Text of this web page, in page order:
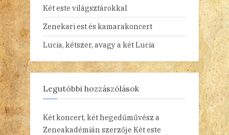
Két este világsztárokkal
Zenekari est és kamarakoncert
Lucia, kétszer, avagy a két Lucia
Legutóbbi hozzászólások
Két koncert, két hegedűművész a
Zeneakadémián szerzője Két este